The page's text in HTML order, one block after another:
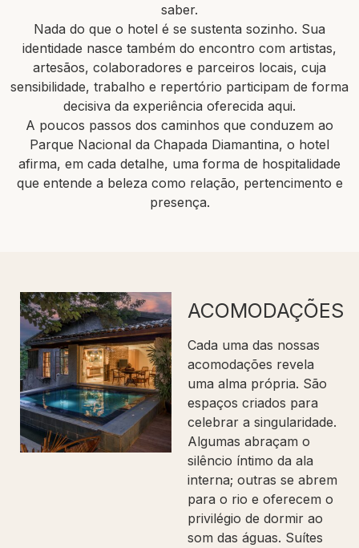
saber.
Nada do que o hotel é se sustenta sozinho. Sua
identidade nasce também do encontro com artistas,
artesãos, colaboradores e parceiros locais, cuja
sensibilidade, trabalho e repertório participam de forma
decisiva da experiência oferecida aqui.
A poucos passos dos caminhos que conduzem ao
Parque Nacional da Chapada Diamantina, o hotel
afirma, em cada detalhe, uma forma de hospitalidade
que entende a beleza como relação, pertencimento e
presença.
ACOMODAÇÕES
Cada uma das nossas
acomodações revela
uma alma própria. São
espaços criados para
celebrar a singularidade.
Algumas abraçam o
silêncio íntimo da ala
interna; outras se abrem
para o rio e oferecem o
privilégio de dormir ao
som das águas. Suítes